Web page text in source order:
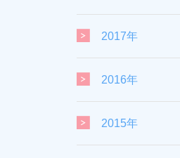
2017年
2016年
2015年